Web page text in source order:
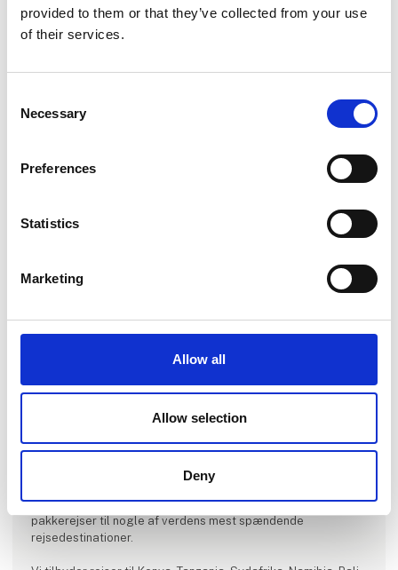
provided to them or that they’ve collected from your use
of their services.
Selection
Necessary
Preferences
Statistics
Marketing
Allow all
Allow selection
Deny
Produktet er tilføjet af:
Hos Flamingo Tours brænder vi for det, vi laver - fantastiske
pakkerejser til nogle af verdens mest spændende
rejsedestinationer.